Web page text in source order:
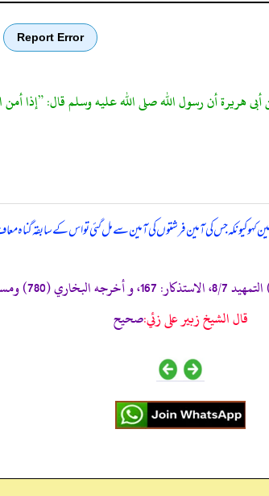
Report Error
أن رسول الله صلى الله عليه وسلم قال: ”إذا أمن
کہو کیونکہ جس کی آمین فرشتوں کی آمین سے مل گئی تو اس کے سابقہ گناہ
قال الشيخ زبير على زئي:صحيح